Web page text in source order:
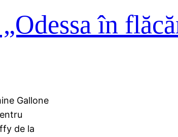
în
Gallone
de la